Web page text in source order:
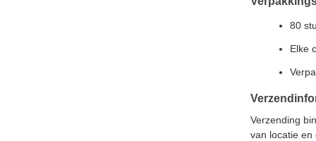
80
Elke
Verzending
van locatie en